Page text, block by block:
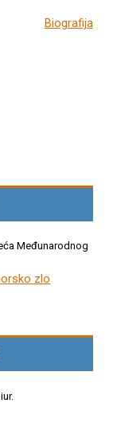
Biografija
Međunarodnog
zlo